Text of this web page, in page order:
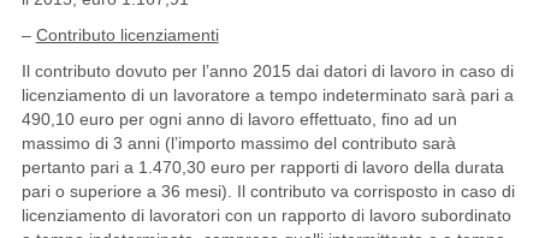
– Contributo licenziamenti
Il contributo dovuto per l’anno 2015 dai datori di lavoro in caso di
licenziamento di un lavoratore a tempo indeterminato sarà pari a
490,10 euro per ogni anno di lavoro effettuato, fino ad un
massimo di 3 anni (l’importo massimo del contributo sarà
pertanto pari a 1.470,30 euro per rapporti di lavoro della durata
pari o superiore a 36 mesi). Il contributo va corrisposto in caso di
licenziamento di lavoratori con un rapporto di lavoro subordinato